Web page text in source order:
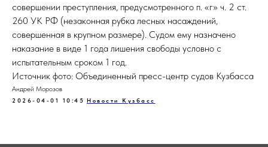
совершении преступления, предусмотренного п. «г» ч. 2 ст.
260 УК РФ (незаконная рубка лесных насаждений,
совершенная в крупном размере). Судом ему назначено
наказание в виде 1 года лишения свободы условно с
испытательным сроком 1 год.
Источник фото: Объединенный пресс-центр судов Кузбасса
Андрей Морозов
2026-04-01 10:45 Новости Кузбасс